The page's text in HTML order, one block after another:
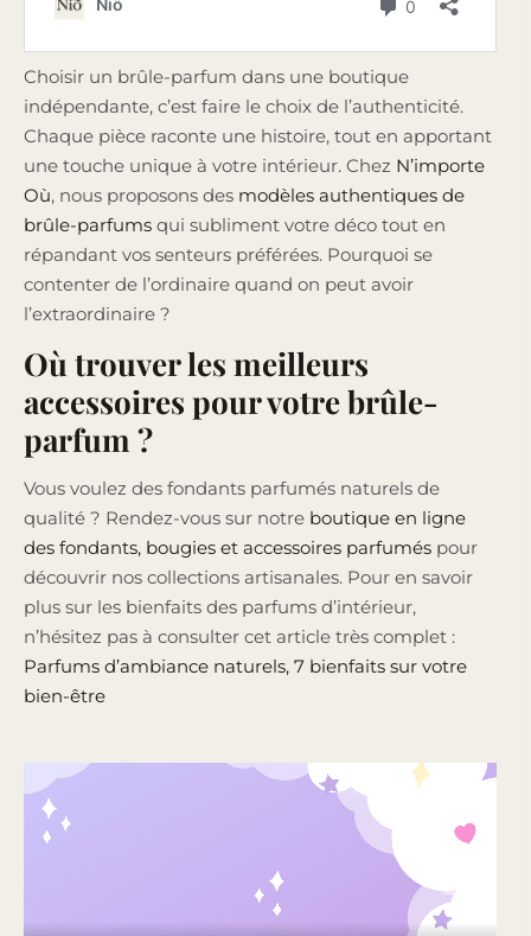
Choisir un brûle-parfum dans une boutique
indépendante, c’est faire le choix de l’authenticité.
Chaque pièce raconte une histoire, tout en apportant
une touche unique à votre intérieur. Chez N’importe
Où, nous proposons des modèles authentiques de
brûle-parfums qui subliment votre déco tout en
répandant vos senteurs préférées. Pourquoi se
contenter de l’ordinaire quand on peut avoir
l’extraordinaire ?
Où trouver les meilleurs
accessoires pour votre brûle-
parfum ?
Vous voulez des fondants parfumés naturels de
qualité ? Rendez-vous sur notre boutique en ligne
des fondants, bougies et accessoires parfumés pour
découvrir nos collections artisanales. Pour en savoir
plus sur les bienfaits des parfums d’intérieur,
n’hésitez pas à consulter cet article très complet :
Parfums d’ambiance naturels, 7 bienfaits sur votre
bien-être